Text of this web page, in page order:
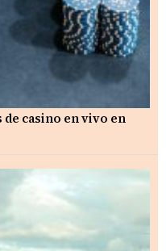
casino en vivo en